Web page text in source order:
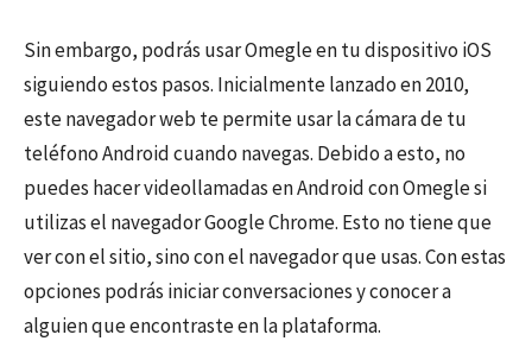
Sin embargo, podrás usar Omegle en tu dispositivo iOS
siguiendo estos pasos. Inicialmente lanzado en 2010,
este navegador web te permite usar la cámara de tu
teléfono Android cuando navegas. Debido a esto, no
puedes hacer videollamadas en Android con Omegle si
utilizas el navegador Google Chrome. Esto no tiene que
ver con el sitio, sino con el navegador que usas. Con estas
opciones podrás iniciar conversaciones y conocer a
alguien que encontraste en la plataforma.